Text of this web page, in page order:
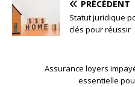
PRÉCÉDENT
Statut juridique
clés pour réussir
Assurance loyers
essentielle